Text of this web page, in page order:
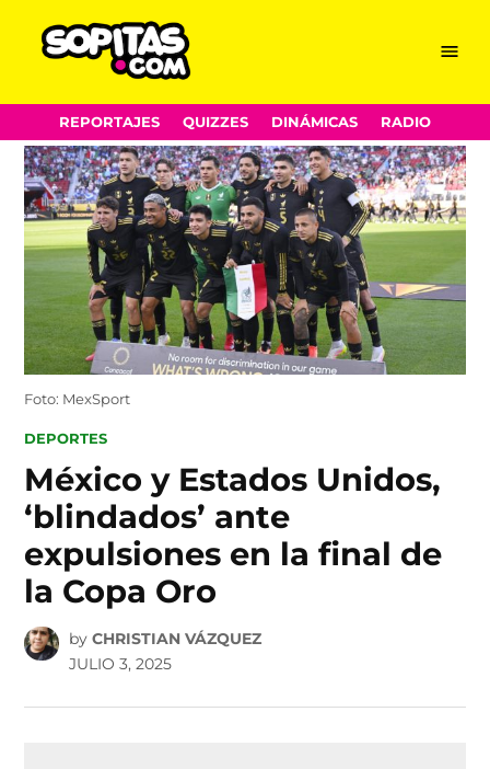
Skip
to
content
Menu
REPORTAJES QUIZZES DINÁMICAS RADIO
Foto: MexSport
POSTED
DEPORTES
México y Estados Unidos,
‘blindados’ ante
expulsiones en la final de
la Copa Oro
by CHRISTIAN VÁZQUEZ
JULIO 3, 2025